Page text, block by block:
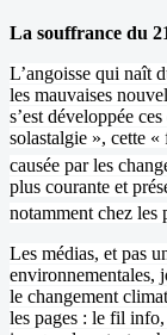
La souffrance du
L’angoisse qui naît
les mauvaises
s’est développée
solastalgie », cette
causée par les
plus courante et
notamment chez les
Les médias, et pas
environnementales,
le changement
les pages : le fil